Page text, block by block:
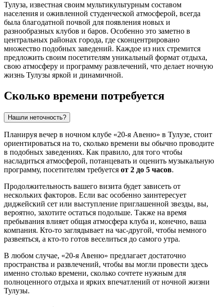
Тулуза, известная своим мультикультурным составом
населения и оживленной студенческой атмосферой, всегда
была благодатной почвой для появления новых и
разнообразных клубов и баров. Особенно это заметно в
центральных районах города, где сконцентрировано
множество подобных заведений. Каждое из них стремится
предложить своим посетителям уникальный формат отдыха,
свою атмосферу и программу развлечений, что делает ночную
жизнь Тулузы яркой и динамичной.
Сколько времени потребуется
Нашли неточность?
Планируя вечер в ночном клубе «20-я Авеню» в Тулузе, стоит
ориентироваться на то, сколько времени вы обычно проводите
в подобных заведениях. Как правило, для того чтобы
насладиться атмосферой, потанцевать и оценить музыкальную
программу, посетителям требуется от 2 до 5 часов.
Продолжительность вашего визита будет зависеть от
нескольких факторов. Если вас особенно заинтересует
диджейский сет или выступление приглашенной звезды, вы,
вероятно, захотите остаться подольше. Также на время
пребывания влияет общая атмосфера клуба и, конечно, ваша
компания. Кто-то заглядывает на час-другой, чтобы немного
развеяться, а кто-то готов веселиться до самого утра.
В любом случае, «20-я Авеню» предлагает достаточно
пространства и развлечений, чтобы вы могли провести здесь
именно столько времени, сколько сочтете нужным для
полноценного отдыха и ярких впечатлений от ночной жизни
Тулузы.